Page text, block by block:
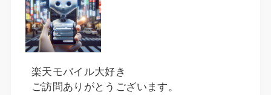
楽天モバイル大好き
ご訪問ありがとうございます。